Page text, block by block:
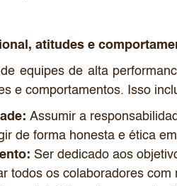
atitudes e
equipes de alta
e comportamentos. Isso
Assumir a
de forma honesta e ética
Ser dedicado aos
todos os colaboradores com